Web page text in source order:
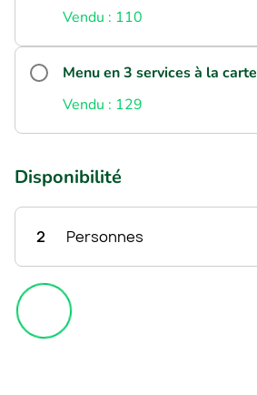
Vendu : 110
Menu en 3 services à la carte
Vendu : 129
Disponibilité
2 Personnes